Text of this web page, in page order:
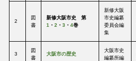
2
図
書
新修大阪市史 第
1 ・ 2 ・ 3 ・ 4巻
新修大阪
市史編纂
委員会編
集
3
図
書
大阪市の歴史
大阪市史
編纂所編